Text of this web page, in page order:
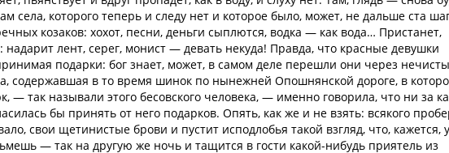
села, которого теперь и следу нет и которое было, может, не дальше ста
козаков: хохот, песни, деньги сыплются, водка — как вода… Пристанет,
лент, серег, монист — девать некуда! Правда, что красные девушки
подарки: бог знает, может, в самом деле перешли они через
содержавшая в то время шинок по нынежней Опошнянской дороге, в
— так называли этого бесовского человека, — именно говорила, что ни за
бы принять от него подарков. Опять, как же и не взять: всякого
свои щетинистые брови и пустит исподлобья такой взгляд, что, кажется,
— так на другую же ночь и тащится в гости какой-нибудь приятель из